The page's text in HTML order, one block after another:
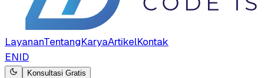
LayananTentangKaryaArtikelKontak
ENID
Konsultasi Gratis